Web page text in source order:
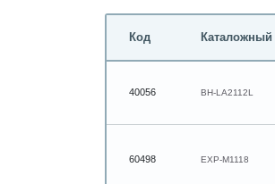
Код
40056 BH-LA2112L
60498 EXP-M1118